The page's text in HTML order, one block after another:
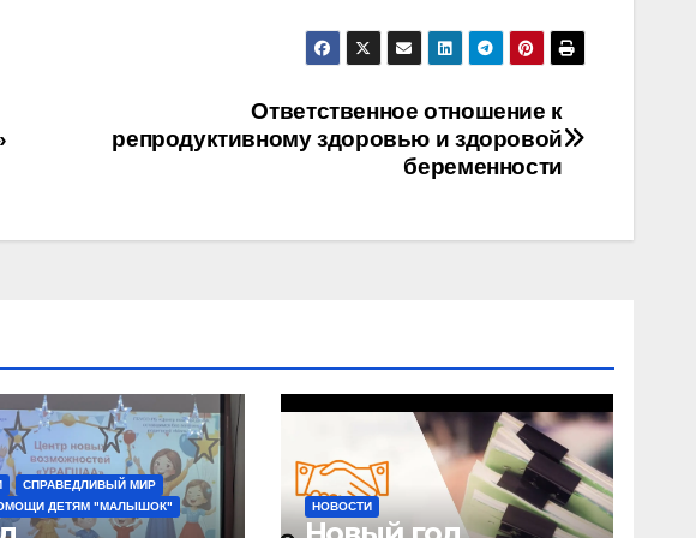
Ответственное отношение к
репродуктивному здоровью и здоровой
беременности
СПРАВЕДЛИВЫЙ МИР
ДЕТЯМ "МАЛЫШОК"
НОВОСТИ